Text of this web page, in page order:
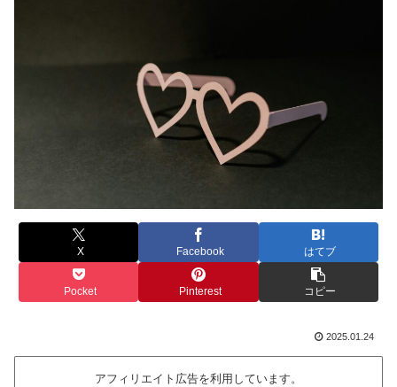
X Facebook はてブ
Pocket Pinterest コピー
2025.01.24
アフィリエイト広告を利用しています。